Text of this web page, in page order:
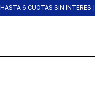
HASTA 6 CUOTAS SIN INTERES